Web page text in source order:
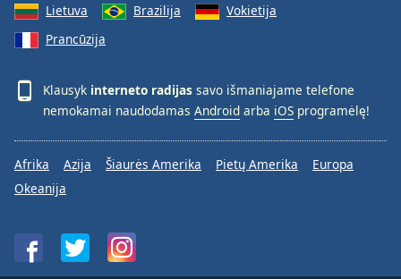
Lietuva
Brazilija
Vokietija
Prancūzija
Klausyk interneto radijas savo išmaniajame telefone
nemokamai naudodamas Android arba iOS programėlę!
Afrika Azija Šiaurės Amerika Pietų Amerika
Europa
Okeanija